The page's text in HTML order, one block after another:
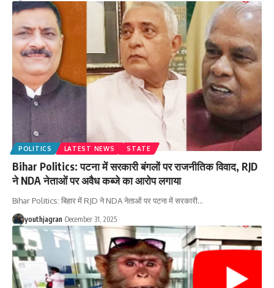
POLITICS LATEST NEWS STATE
Bihar Politics: पटना में सरकारी बंगलों पर राजनीतिक विवाद, RJD
ने NDA नेताओं पर अवैध कब्जे का आरोप लगाया
Bihar Politics: बिहार में RJD ने NDA नेताओं पर पटना में सरकारी…
youthjagran December 31, 2025